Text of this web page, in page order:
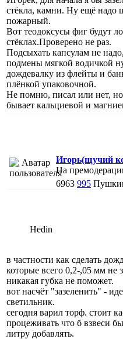
стёкла, камни. Ну ещё надо
пожарный.
Вот теодоксусы фиг будут
стёклах.Проверено не раз.
Подсыхать капсулам не
подмены мягкой водичкой
дождевалку из флейты и
плёнкой упаковочной.
Не помню, писал или нет, но
бывает кальциевой и
Игорь(щучий
На
6963 995
Hedin
в частности как сделать
которые всего 0,2-,05 мм не
никакая губка не поможет.
вот насчёт "зазеленить" -
светильник.
сегодня варил торф. стоит
процеживать что б взвеси
литру добавлять.